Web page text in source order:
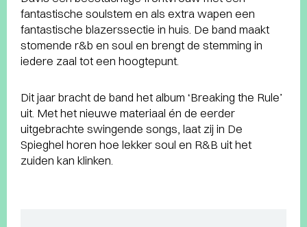
fantastische soulstem en als extra wapen een
fantastische blazerssectie in huis. De band maakt
stomende r&b en soul en brengt de stemming in
iedere zaal tot een hoogtepunt.
Dit jaar bracht de band het album ‘Breaking the Rule’
uit. Met het nieuwe materiaal én de eerder
uitgebrachte swingende songs, laat zij in De
Spieghel horen hoe lekker soul en R&B uit het
zuiden kan klinken.